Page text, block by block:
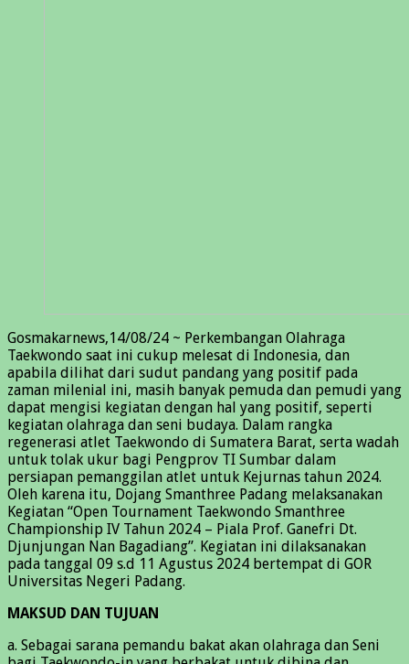
Gosmakarnews,14/08/24 ~ Perkembangan Olahraga
Taekwondo saat ini cukup melesat di Indonesia, dan
apabila dilihat dari sudut pandang yang positif pada
zaman milenial ini, masih banyak pemuda dan pemudi yang
dapat mengisi kegiatan dengan hal yang positif, seperti
kegiatan olahraga dan seni budaya. Dalam rangka
regenerasi atlet Taekwondo di Sumatera Barat, serta wadah
untuk tolak ukur bagi Pengprov TI Sumbar dalam
persiapan pemanggilan atlet untuk Kejurnas tahun 2024.
Oleh karena itu, Dojang Smanthree Padang melaksanakan
Kegiatan “Open Tournament Taekwondo Smanthree
Championship IV Tahun 2024 – Piala Prof. Ganefri Dt.
Djunjungan Nan Bagadiang”. Kegiatan ini dilaksanakan
pada tanggal 09 s.d 11 Agustus 2024 bertempat di GOR
Universitas Negeri Padang.
MAKSUD DAN TUJUAN
a. Sebagai sarana pemandu bakat akan olahraga dan Seni